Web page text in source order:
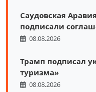
Саудовская
подписали
08.08.2026
Трамп подписал
туризма»
08.08.2026